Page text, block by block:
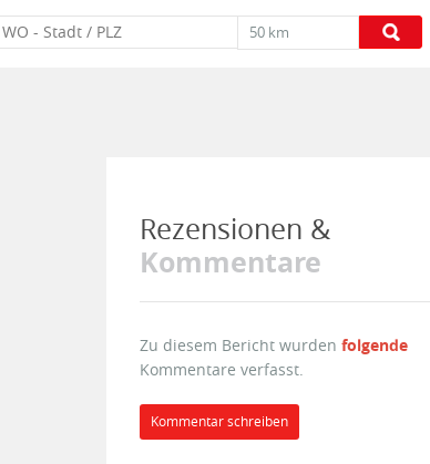
50 km
Rezensionen &
Kommentare
Zu diesem Bericht wurden folgende
Kommentare verfasst.
Kommentar schreiben